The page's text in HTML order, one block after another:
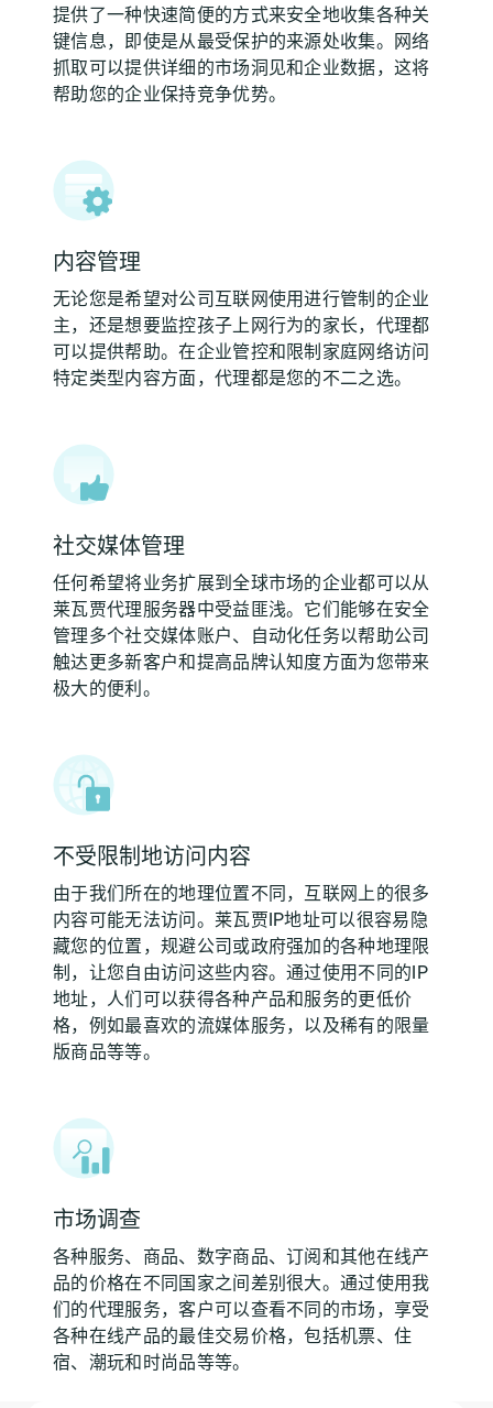
提供了一种快速简便的方式来安全地收集各种关
键信息，即使是从最受保护的来源处收集。网络
抓取可以提供详细的市场洞见和企业数据，这将
帮助您的企业保持竞争优势。
内容管理
无论您是希望对公司互联网使用进行管制的企业
主，还是想要监控孩子上网行为的家长，代理都
可以提供帮助。在企业管控和限制家庭网络访问
特定类型内容方面，代理都是您的不二之选。
社交媒体管理
任何希望将业务扩展到全球市场的企业都可以从
莱瓦贾代理服务器中受益匪浅。它们能够在安全
管理多个社交媒体账户、自动化任务以帮助公司
触达更多新客户和提高品牌认知度方面为您带来
极大的便利。
不受限制地访问内容
由于我们所在的地理位置不同，互联网上的很多
内容可能无法访问。莱瓦贾IP地址可以很容易隐
藏您的位置，规避公司或政府强加的各种地理限
制，让您自由访问这些内容。通过使用不同的IP
地址，人们可以获得各种产品和服务的更低价
格，例如最喜欢的流媒体服务，以及稀有的限量
版商品等等。
市场调查
各种服务、商品、数字商品、订阅和其他在线产
品的价格在不同国家之间差别很大。通过使用我
们的代理服务，客户可以查看不同的市场，享受
各种在线产品的最佳交易价格，包括机票、住
宿、潮玩和时尚品等等。